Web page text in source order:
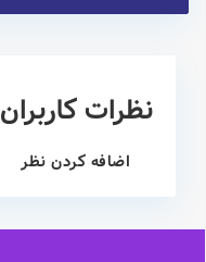
نظرات کاربران
اضافه کردن نظر